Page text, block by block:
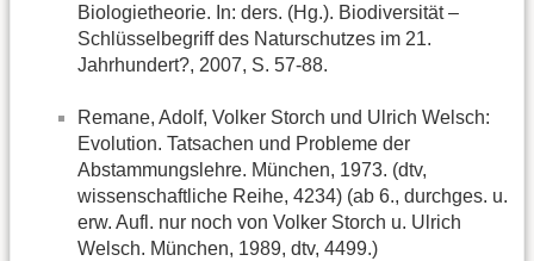
Biologietheorie. In: ders. (Hg.). Biodiversität –
Schlüsselbegriff des Naturschutzes im 21.
Jahrhundert?, 2007, S. 57-88.
Remane, Adolf, Volker Storch und Ulrich Welsch:
Evolution. Tatsachen und Probleme der
Abstammungslehre. München, 1973. (dtv,
wissenschaftliche Reihe, 4234) (ab 6., durchges. u.
erw. Aufl. nur noch von Volker Storch u. Ulrich
Welsch. München, 1989, dtv, 4499.)